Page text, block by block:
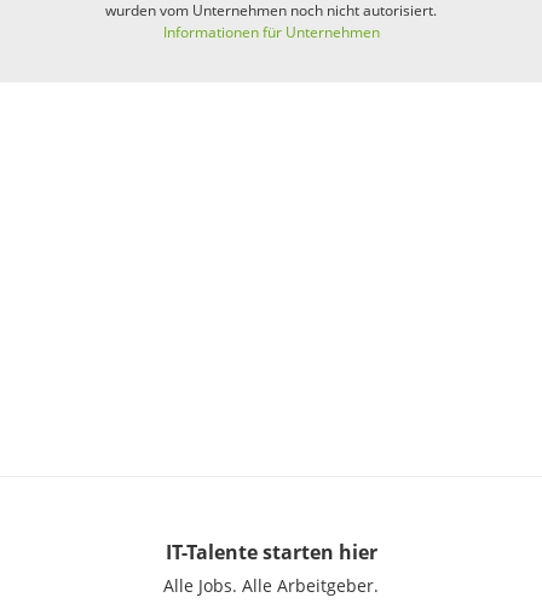
wurden vom Unternehmen noch nicht autorisiert.
Informationen für Unternehmen
IT-Talentestarten hier
Alle Jobs. Alle Arbeitgeber.